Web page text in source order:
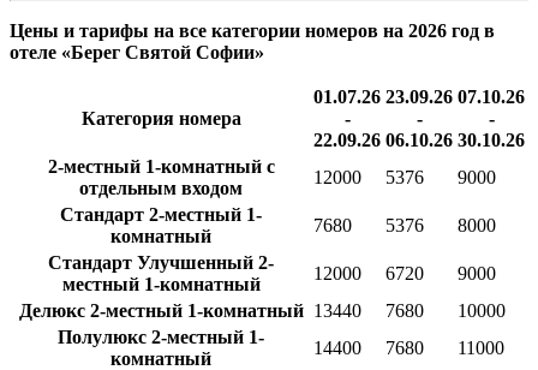
Цены и тарифы на все категории номеров на 2026 год в
отеле «Берег Святой Софии»
Категория номера
01.07.26
-
22.09.26
23.09.26
-
06.10.26
07.10.26
-
30.10.26
2-местный 1-комнатный с
отдельным входом
12000 5376
9000
Стандарт 2-местный 1-
комнатный
7680 5376
8000
Стандарт Улучшенный 2-
местный 1-комнатный
12000 6720
9000
Делюкс 2-местный 1-комнатный 13440 7680
10000
Полулюкс 2-местный 1-
комнатный
14400 7680 11000